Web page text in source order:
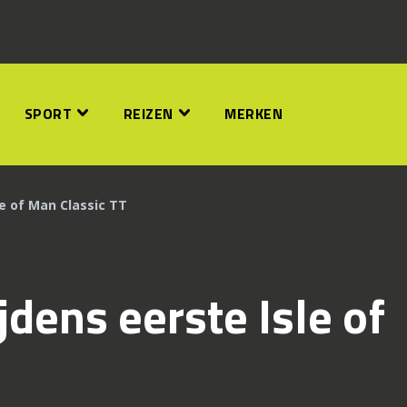
SPORT REIZEN MERKEN
of Man Classic TT
eerste Isle of